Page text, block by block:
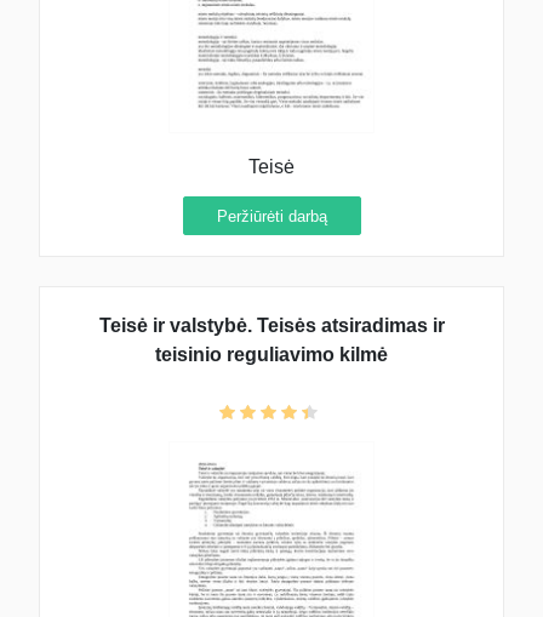
Teisė
Peržiūrėti darbą
Teisė ir valstybė. Teisės atsiradimas ir
teisinio reguliavimo kilmė